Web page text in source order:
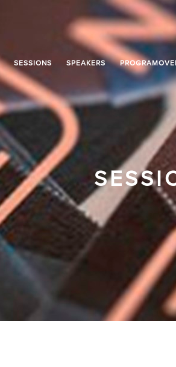
SESSIONS SPEAKERS